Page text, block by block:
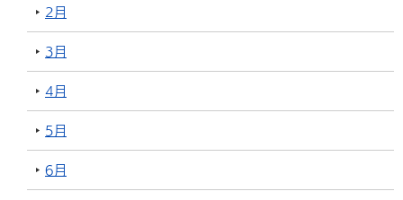
2月
3月
4月
5月
6月